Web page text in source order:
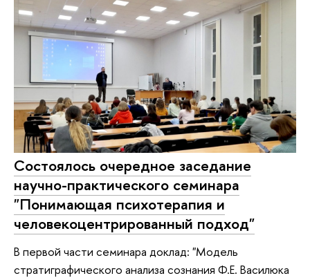
Состоялось очередное заседание
научно-практического семинара
"Понимающая психотерапия и
человекоцентрированный подход"
В первой части семинара доклад: "Модель
стратиграфического анализа сознания Ф.Е. Василюка